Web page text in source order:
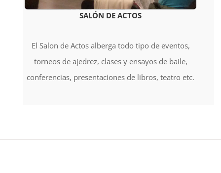
SALÓN DE ACTOS
El Salon de Actos alberga todo tipo de eventos,
torneos de ajedrez, clases y ensayos de baile,
conferencias, presentaciones de libros, teatro etc.